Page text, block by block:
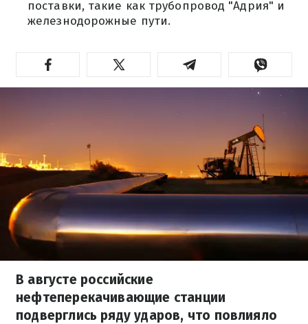
поставки, такие как трубопровод "Адрия" и
железнодорожные пути.
В августе российские
нефтеперекачивающие станции
подверглись ряду ударов, что повлияло